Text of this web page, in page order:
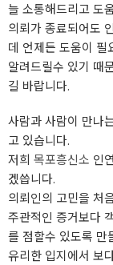
늘 소통해드리고 도
의뢰가 종료되어도
데 언제든 도움이 필
알려드릴수 있기 때
길 바랍니다.
사람과 사람이 만나
고 있습니다.
저희 목포흥신소 인
겠씁니다.
의뢰인의 고민을 처
주관적인 증거보다
를 점할수 있도록 만
유리한 입지에서 보